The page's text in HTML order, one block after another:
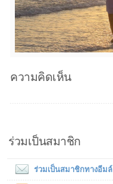
ความคิดเห็น
ร่วมเป็นสมาชิก
ร่วมเป็นสมาชิกทางอีมล์